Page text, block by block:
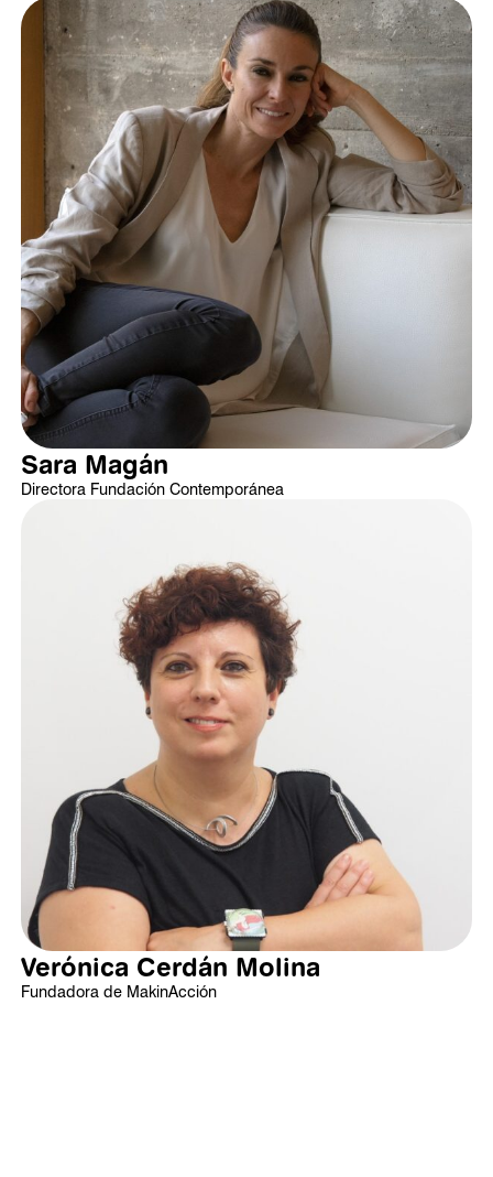
Sara Magán
Directora Fundación Contemporánea
Verónica Cerdán Molina
Fundadora de MakinAcción